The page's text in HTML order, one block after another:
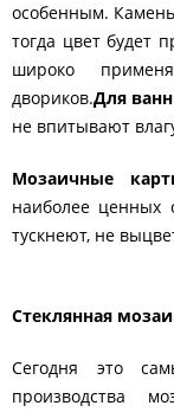
особенным.
тогда цвет будет
широко
двориков.Для
не впитывают
Мозаичные
наиболее ценных
тускнеют, не
Стеклянная
Сегодня это
производства